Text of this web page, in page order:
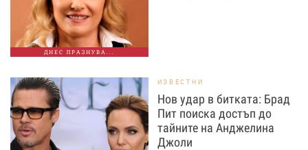
ДНЕС ПРАЗНУВА...
ИЗВЕСТНИ
Нов удар в битката: Брад
Пит поиска достъп до
тайните на Анджелина
Джоли